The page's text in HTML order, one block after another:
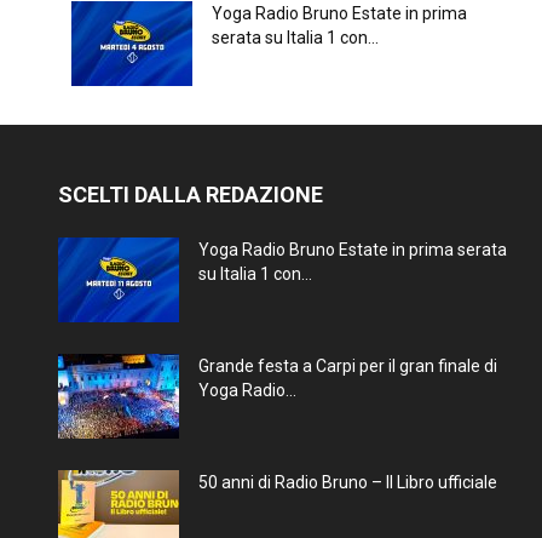
Yoga Radio Bruno Estate in prima
serata su Italia 1 con...
SCELTI DALLA REDAZIONE
Yoga Radio Bruno Estate in prima serata
su Italia 1 con...
Grande festa a Carpi per il gran finale di
Yoga Radio...
50 anni di Radio Bruno – Il Libro ufficiale